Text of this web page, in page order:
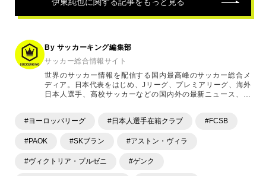
By サッカーキング編集部
サッカー総合情報サイト
世界のサッカー情報を配信する国内最高峰のサッカー総合メ
ディア。日本代表をはじめ、Jリーグ、プレミアリーグ、海外
日本人選手、高校サッカーなどの国内外の最新ニュース、コ
ます。「X」「Instagram」「YouTube」「TikTok」など、
#ヨーロッパリーグ #日本人選手在籍クラブ #FCSB
#PAOK #SKブラン #アストン・ヴィラ
#ヴィクトリア・プルゼニ #ゲンク